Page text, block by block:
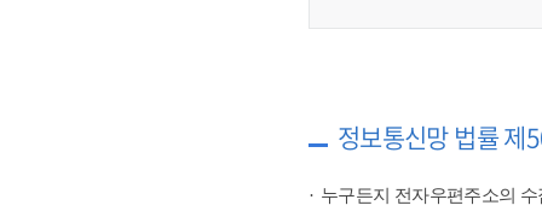
정보통신망 법률 제
누구든지 전자우편주소의